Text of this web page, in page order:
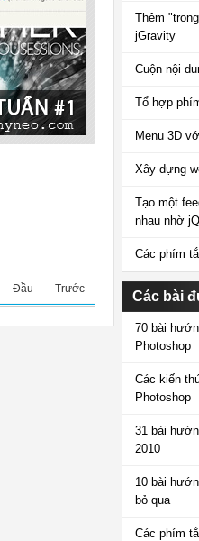
Đầu Trước
Thêm
jGravity
Cuộn nội
Tổ hợp
Menu 3D
Xây dựng
Tạo một
nhau nhờ
Các phím
Các bài
70 bài
Photoshop
Các kiến
Photoshop
31 bài
2010
10 bài
bỏ qua
Các phím